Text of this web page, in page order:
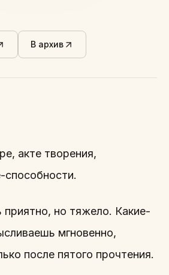
В архив
акте творения,
способности.
приятно, но тяжело. Какие-
мгновенно,
после пятого прочтения.